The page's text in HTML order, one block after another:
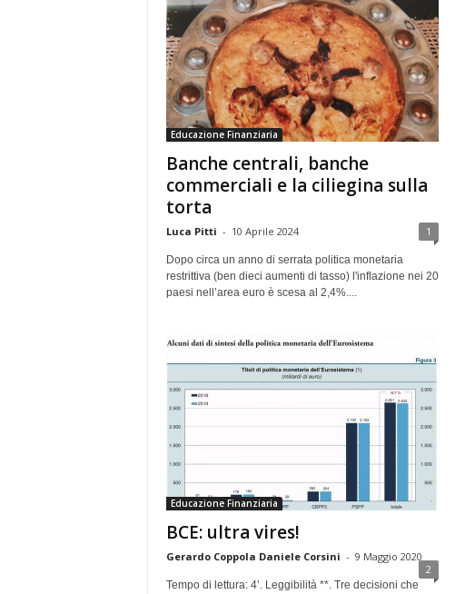
Educazione Finanziaria
Banche centrali, banche
commerciali e la ciliegina sulla
torta
Luca Pitti - 10 Aprile 2024 1
Dopo circa un anno di serrata politica monetaria
restrittiva (ben dieci aumenti di tasso) l'inflazione nei 20
paesi nell’area euro è scesa al 2,4%....
Educazione Finanziaria
BCE: ultra vires!
Gerardo Coppola Daniele Corsini - 9 Maggio 2020
2
Tempo di lettura: 4’. Leggibilità **. Tre decisioni che